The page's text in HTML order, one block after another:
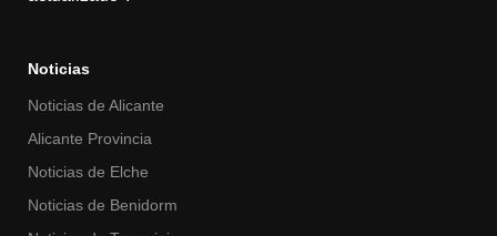
Noticias
Noticias de Alicante
Alicante Provincia
Noticias de Elche
Noticias de Benidorm